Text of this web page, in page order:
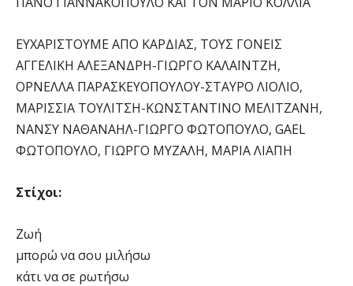
ΕΥΧΑΡΙΣΤΟΥΜΕ ΑΠΟ ΚΑΡΔΙΑΣ, ΤΟΥΣ ΓΟΝΕΙΣ
ΑΓΓΕΛΙΚΗ ΑΛΕΞΑΝΔΡΗ-ΓΙΩΡΓΟ ΚΑΛΑΪΝΤΖΗ,
ΟΡΝΕΛΛΑ ΠΑΡΑΣΚΕΥΟΠΟΥΛΟΥ-ΣΤΑΥΡΟ ΛΙΟΛΙΟ,
ΜΑΡΙΣΣΙΑ ΤΟΥΛΙΤΣΗ-ΚΩΝΣΤΑΝΤΙΝΟ ΜΕΛΙΤΖΑΝΗ,
ΝΑΝΣΥ ΝΑΘΑΝΑΗΛ-ΓΙΩΡΓΟ ΦΩΤΟΠΟΥΛΟ, GAEL
ΦΩΤΟΠΟΥΛΟ, ΓΙΩΡΓΟ ΜΥΖΑΛΗ, ΜΑΡΙΑ ΛΙΑΠΗ
Στίχοι:
Ζωή
μπορώ να σου μιλήσω
κάτι να σε ρωτήσω